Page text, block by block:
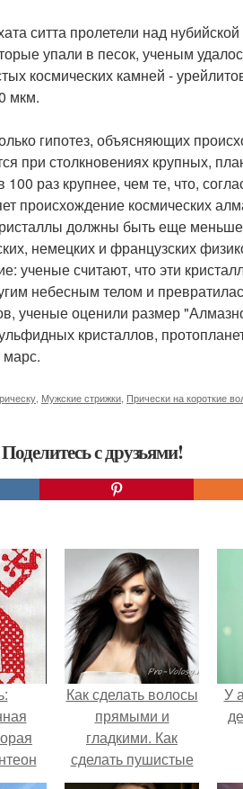
ситта пролетели над
упали в песок, ученым
космических камней -
мкм.
гипотез, объясняющих
при столкновениях крупных,
раз крупнее, чем те, что,
происхождение космических
должны быть еще
немецких и французских
ученые считают, что эти
небесным телом и
ученые оценили размер
кристаллов,
Мужские стрижки Прически на короткие
с друзьями!
Как сделать волосы
прямыми и
гладкими. Как
сделать пушистые
волосы прямыми и
У